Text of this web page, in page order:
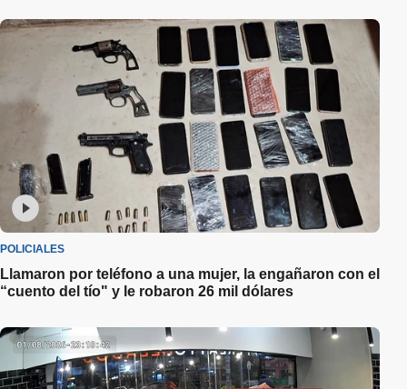
POLICIALES
Llamaron por teléfono a una mujer, la engañaron con el
“cuento del tío" y le robaron 26 mil dólares